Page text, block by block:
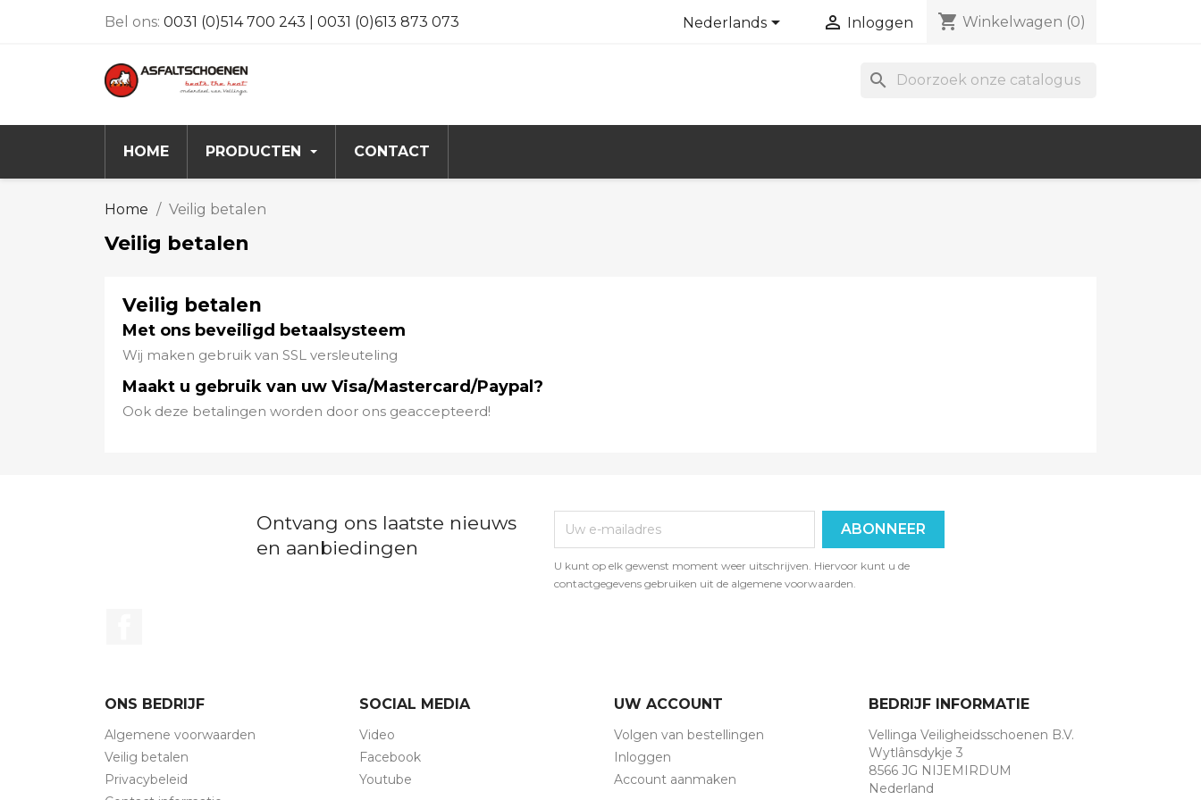
Bel ons: 0031 (0)514 700 243 | 0031 (0)613 873 073 Nederlands  Inloggen shopping_cart Winkelwagen (0)
search
HOME PRODUCTEN CONTACT
Home Veilig betalen
Veilig betalen
Veilig betalen
Met ons beveiligd betaalsysteem
Wij maken gebruik van SSL versleuteling
Maakt u gebruik van uw Visa/Mastercard/Paypal?
Ook deze betalingen worden door ons geaccepteerd!
Ontvang ons laatste nieuws
en aanbiedingen
U kunt op elk gewenst moment weer uitschrijven. Hiervoor kunt u de
contactgegevens gebruiken uit de algemene voorwaarden.
ONS BEDRIJF
Algemene voorwaarden
Veilig betalen
Privacybeleid
SOCIAL MEDIA
Video
Facebook
Youtube
UW ACCOUNT
Volgen van bestellingen
Inloggen
Account aanmaken
BEDRIJF INFORMATIE
Vellinga Veiligheidsschoenen B.V.
Wytlânsdykje 3
8566 JG NIJEMIRDUM
Nederland